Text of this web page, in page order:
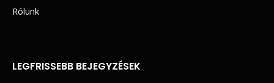
Rólunk
LEGFRISSEBB BEJEGYZÉSEK